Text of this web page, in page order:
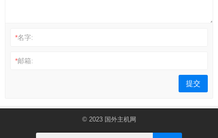
*名字:
*邮箱:
© 2023 国外主机网